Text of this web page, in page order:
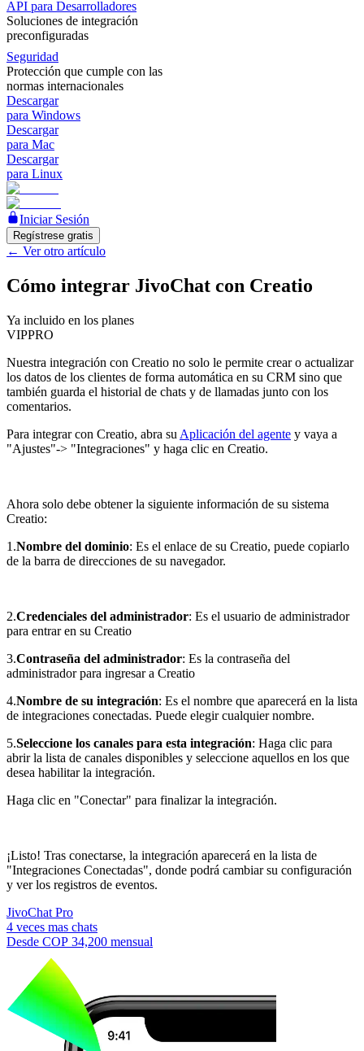
API para Desarrolladores
Soluciones de integración
preconfiguradas
Seguridad
Protección que cumple con las
normas internacionales
Descargar
para Windows
Descargar
para Mac
Descargar
para Linux
Iniciar Sesión
Regístrese gratis
← Ver otro artículo
Cómo integrar JivoChat con Creatio
Ya incluido en los planes
VIPPRO
Nuestra integración con Creatio no solo le permite crear o actualizar
los datos de los clientes de forma automática en su CRM sino que
también guarda el historial de chats y de llamadas junto con los
comentarios.
Para integrar con Creatio, abra su Aplicación del agente y vaya a
"Ajustes"-> "Integraciones" y haga clic en Creatio.
Ahora solo debe obtener la siguiente información de su sistema
Creatio:
1.Nombre del dominio: Es el enlace de su Creatio, puede copiarlo
de la barra de direcciones de su navegador.
2.Credenciales del administrador: Es el usuario de administrador
para entrar en su Creatio
3.Contraseña del administrador: Es la contraseña del
administrador para ingresar a Creatio
4.Nombre de su integración: Es el nombre que aparecerá en la lista
de integraciones conectadas. Puede elegir cualquier nombre.
5.Seleccione los canales para esta integración: Haga clic para
abrir la lista de canales disponibles y seleccione aquellos en los que
desea habilitar la integración.
Haga clic en "Conectar" para finalizar la integración.
¡Listo! Tras conectarse, la integración aparecerá en la lista de
"Integraciones Conectadas", donde podrá cambiar su configuración
y ver los registros de eventos.
JivoChat Pro
4 veces mas chats
Desde COP 34,200 mensual